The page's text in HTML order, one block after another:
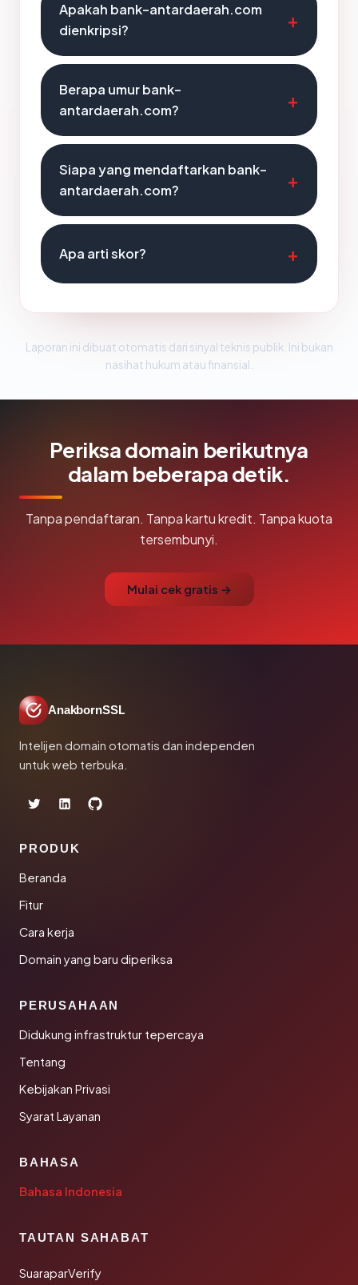
Apakah bank-antardaerah.com
dienkripsi?
Berapa umur bank-
antardaerah.com?
Siapa yang mendaftarkan bank-
antardaerah.com?
Apa arti skor?
Laporan ini dibuat otomatis dari sinyal teknis publik. Ini bukan
nasihat hukum atau finansial.
Periksa domain berikutnya
dalam beberapa detik.
Tanpa pendaftaran. Tanpa kartu kredit. Tanpa kuota
tersembunyi.
Mulai cek gratis →
AnakbornSSL
Intelijen domain otomatis dan independen
untuk web terbuka.
PRODUK
Beranda
Fitur
Cara kerja
Domain yang baru diperiksa
PERUSAHAAN
Didukung infrastruktur tepercaya
Tentang
Kebijakan Privasi
Syarat Layanan
BAHASA
Bahasa Indonesia
TAUTAN SAHABAT
SuaraparVerify